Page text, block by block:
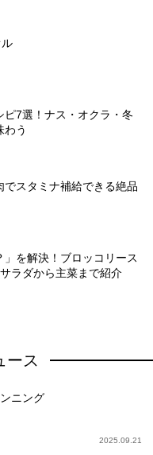
ピ7選！ナス・オクラ・冬
わう
でスタミナ補給できる絶品
」を解決！ブロッコリース
ラダから主菜まで紹介
ース
ニング
2025.09.21